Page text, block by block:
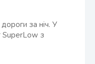
за ніч. У
SuperLow з